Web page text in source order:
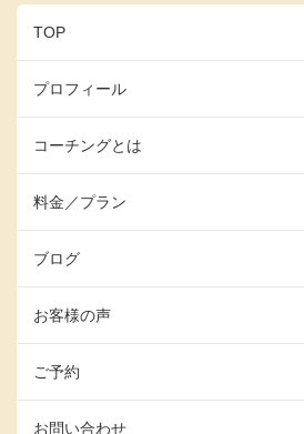
TOP
プロフィール
コーチングとは
料金／プラン
ブログ
お客様の声
ご予約
お問い合わせ